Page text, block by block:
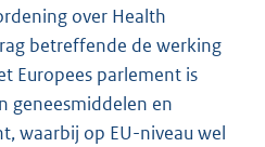
over Health
betreffende de werking
Europees parlement is
geneesmiddelen en
waarbij op EU-niveau wel